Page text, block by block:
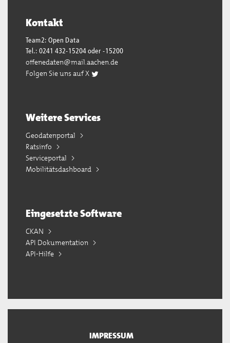
Kontakt
Team2: Open Data
Tel.: 0241 432-15204 oder -15200
offenedaten@mail.aachen.de
Folgen Sie uns auf X
Weitere Services
Geodatenportal
Ratsinfo
Serviceportal
Mobilitätsdashboard
Eingesetzte Software
CKAN
API Dokumentation
API-Hilfe
IMPRESSUM